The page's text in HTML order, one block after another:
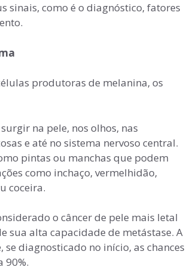
sinais, como é o diagnóstico, fatores
produtoras de melanina, os
na pele, nos olhos, nas
e até no sistema nervoso central.
pintas ou manchas que podem
como inchaço, vermelhidão,
coceira.
o câncer de pele mais letal
sua alta capacidade de metástase. A
se diagnosticado no início, as chances
90%.